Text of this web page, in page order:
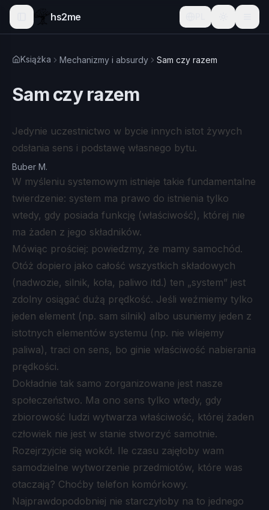
hs2me
Książka Mechanizmy i absurdy Sam czy razem
Sam czy razem
Jedynie uczestnictwo w bycie innych istot żywych
odsłania sens i podstawę własnego bytu.
Buber M.
W myśleniu systemowym istnieje takie fundamentalne
twierdzenie: system ma prawo do istnienia tylko
wtedy, gdy posiada funkcję (właściwość), której nie
ma żaden z jego składników.
Mówiąc prościej: powiedzmy, że mamy samochód.
Otóż dopiero jako całość wszystkich składowych
(nadwozie, silnik, koła, paliwo itd.) ten „system” jest
zdolny osiągać dużą prędkość. Jeśli weźmiemy tylko
jeden element (np. sam silnik) albo usuniemy jeden z
istotnych elementów systemu (np. nie wlejemy
paliwa), traci on sens, bo ginie właściwość nabierania
prędkości.
Dokładnie tak samo zorganizowane jest nasze
społeczeństwo. Ma ono sens tylko wtedy, gdy
zbiorowość ludzi wytwarza właściwość, której żaden
człowiek nie jest w stanie stworzyć samotnie.
Rozejrzyjcie się wokół. Ile czasu zajęłoby wam
samodzielne wytworzenie przedmiotów, które was
otaczają? Choćby telefon komórkowy.
Najprawdopodobniej nie starczyłoby na to jednego